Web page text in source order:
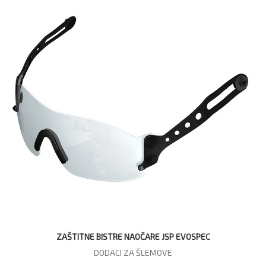
ZAŠTITNE BISTRE NAOČARE JSP EVOSPEC
DODACI ZA ŠLEMOVE